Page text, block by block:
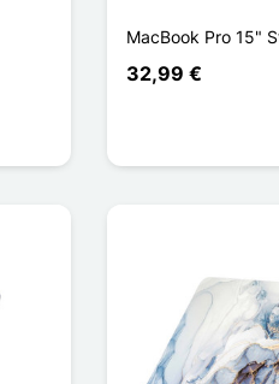
MacBook Pro 15"
32,99 €